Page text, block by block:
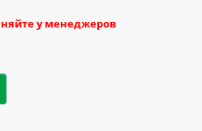
у менеджеров